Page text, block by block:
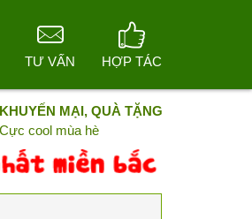
TƯ VẤN HỢP TÁC
KHUYẾN MẠI, QUÀ TẶNG
Cực cool mùa hè